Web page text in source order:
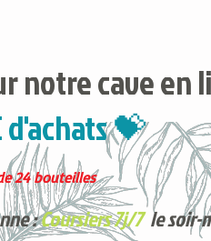
notre cave en
d'achats 💝
24 bouteilles
:Coursiers 7j/7le soir-